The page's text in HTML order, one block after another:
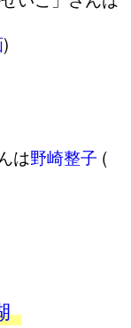
)
は野崎整子 (